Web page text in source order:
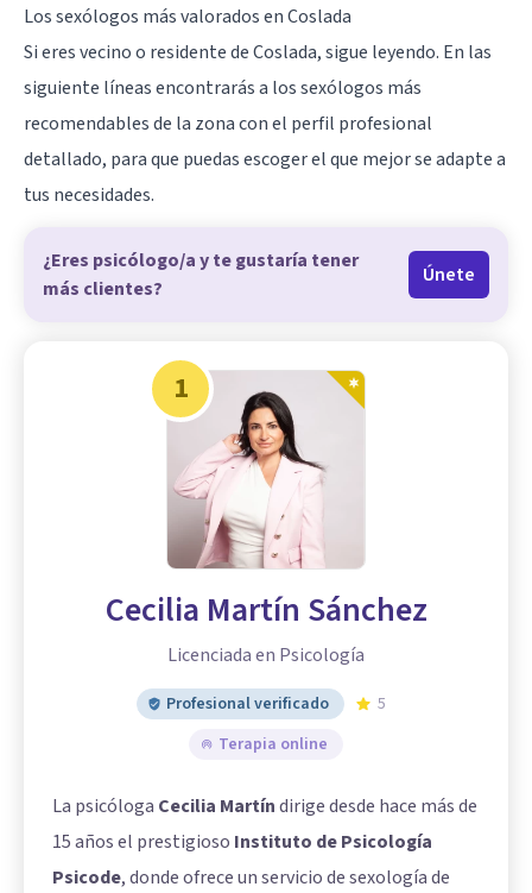
Los sexólogos más valorados en Coslada
Si eres vecino o residente deCoslada, sigue leyendo. En las
siguiente líneas encontrarás a los sexólogos más
recomendables de la zona con el perfil profesional
detallado, para que puedas escoger el que mejor se adapte a
tus necesidades.
¿Eres psicólogo/a y te gustaría tener
más clientes?
Únete
1
Cecilia Martín Sánchez
Licenciada en Psicología
Profesional verificado
5
Terapia online
La psicóloga Cecilia Martíndirige desde hace más de
15 años el prestigioso Instituto de Psicología
Psicode, donde ofrece un servicio de sexología de